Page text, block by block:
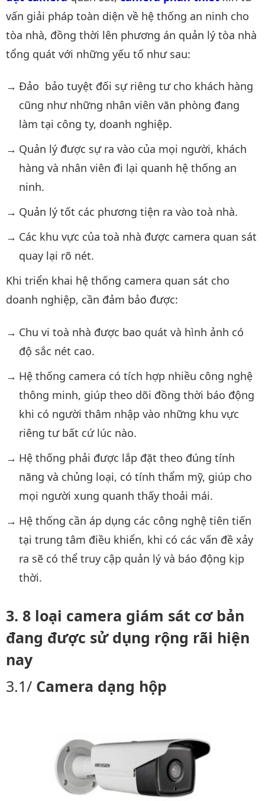
vấn giải pháp toàn diện về hệ thống an ninh cho
tòa nhà, đồng thời lên phương án quản lý tòa nhà
tổng quát với những yếu tố như sau:
Đảo bảo tuyệt đối sự riêng tư cho khách hàng
cũng như những nhân viên văn phòng đang
làm tại công ty, doanh nghiệp.
Quản lý được sự ra vào của mọi người, khách
hàng và nhân viên đi lại quanh hệ thống an
ninh.
Quản lý tốt các phương tiện ra vào toà nhà.
Các khu vực của toà nhà được camera quan sát
quay lại rõ nét.
Khi triển khai hệ thống camera quan sát cho
doanh nghiệp, cần đảm bảo được:
Chu vi toà nhà được bao quát và hình ảnh có
độ sắc nét cao.
Hệ thống camera có tích hợp nhiều công nghệ
thông minh, giúp theo dõi đồng thời báo động
khi có người thâm nhập vào những khu vực
riêng tư bất cứ lúc nào.
Hệ thống phải được lắp đặt theo đúng tính
năng và chủng loại, có tính thẩm mỹ, giúp cho
mọi người xung quanh thấy thoải mái.
Hệ thống cần áp dụng các công nghệ tiên tiến
tại trung tâm điều khiển, khi có các vấn đề xảy
ra sẽ có thể truy cập quản lý và báo động kịp
thời.
8 loại camera giám sát cơ bản
đang được sử dụng rộng rãi hiện
nay
Camera dạng hộp